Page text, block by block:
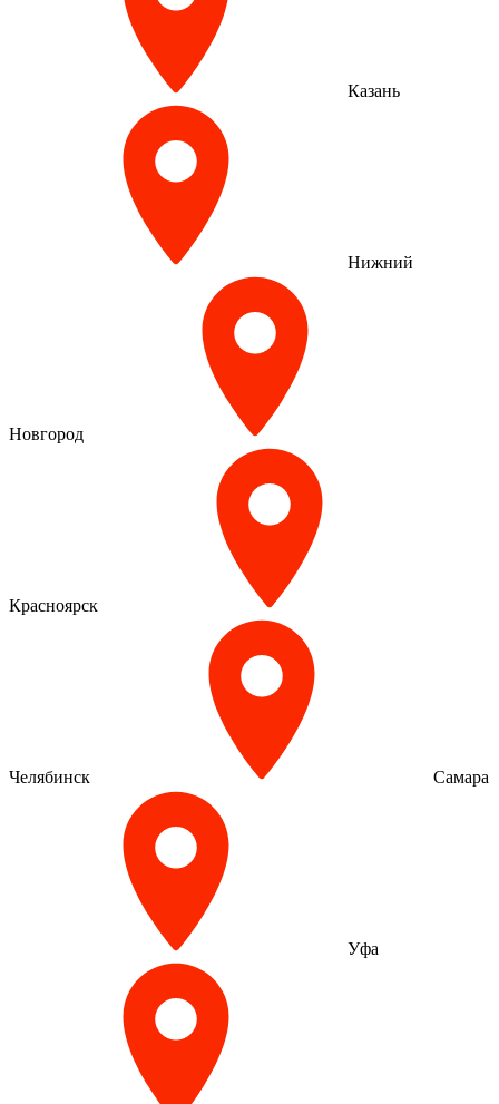
Казань
Нижний
Новгород
Красноярск
Челябинск Самара
Уфа